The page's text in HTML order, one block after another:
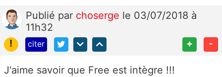
Publié par choserge le 03/07/2018 à
11h32
!
citer + -
J'aime savoir que Free est intègre !!!